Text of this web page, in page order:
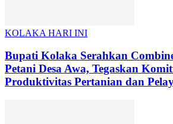
KOLAKA HARI INI
Bupati Kolaka Serahkan
Petani Desa Awa, Tegaskan
Produktivitas Pertanian dan